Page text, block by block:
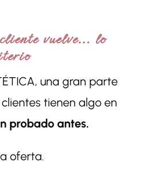
vuelve… lo
una gran parte
tienen algo en
probado antes.
oferta.